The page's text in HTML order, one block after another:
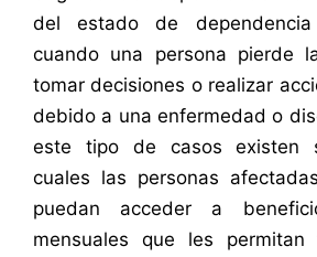
del estado de
cuando una persona pierde
tomar decisiones o realizar
debido a una enfermedad o
este tipo de casos existen
cuales las personas
puedan acceder a
mensuales que les